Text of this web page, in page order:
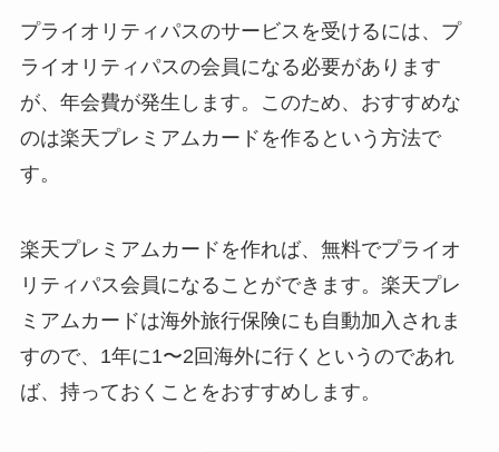
プライオリティパスのサービスを受けるには、プ
ライオリティパスの会員になる必要があります
が、年会費が発生します。このため、おすすめな
のは楽天プレミアムカードを作るという方法で
す。
楽天プレミアムカードを作れば、無料でプライオ
リティパス会員になることができます。楽天プレ
ミアムカードは海外旅行保険にも自動加入されま
すので、1年に1〜2回海外に行くというのであれ
ば、持っておくことをおすすめします。